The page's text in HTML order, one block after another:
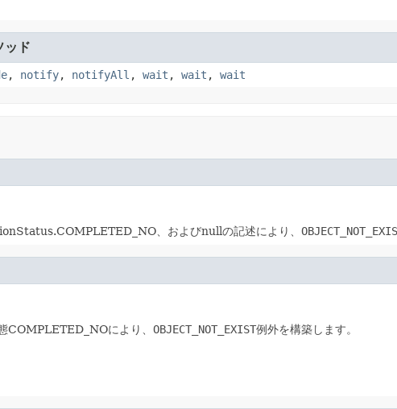
ッド
, notify, notifyAll , wait , wait , wait
、およびnullの記述により、
COMPLETED_NOにより、 OBJECT_NOT_EXIST例外を構築します。